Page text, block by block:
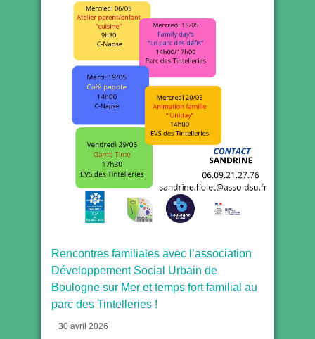
Rencontres familiales avec l’association
Développement Social Urbain de
Boulogne sur Mer et temps fort familial au
parc des Tintelleries !
30 avril 2026